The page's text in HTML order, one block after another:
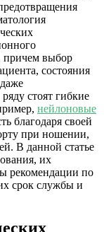
причем выбор
состояния
стоят гибкие
нейлоновые
благодаря своей
при ношении,
В данной статье
их
рекомендации по
срок службы и